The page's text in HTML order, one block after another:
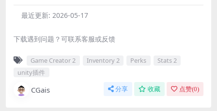
最近更新: 2026-05-17
下载遇到问题？可联系客服或反馈
Game Creator 2 Inventory 2 Perks
Stats 2
unity插件
CGais 分享 收藏 点赞(0)